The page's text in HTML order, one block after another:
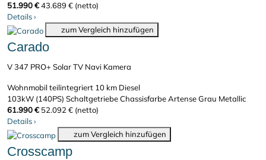
51.990 €43.689 € (netto)
Details›
zum Vergleich hinzufügen
Carado
V 347 PRO+ Solar TV Navi Kamera
Wohnmobil teilintegriert 10 km Diesel
103kW (140PS) SchaltgetriebeChassisfarbe Artense Grau Metallic
61.990 € 52.092 € (netto)
Details›
zum Vergleich hinzufügen
Crosscamp